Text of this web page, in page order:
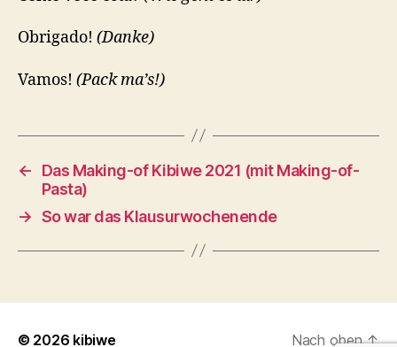
Obrigado! (Danke)
Vamos! (Pack ma’s!)
←
Das Making-of Kibiwe 2021 (mit Making-of-
Pasta)
→ So war das Klausurwochenende
© 2026 kibiwe Nach oben↑